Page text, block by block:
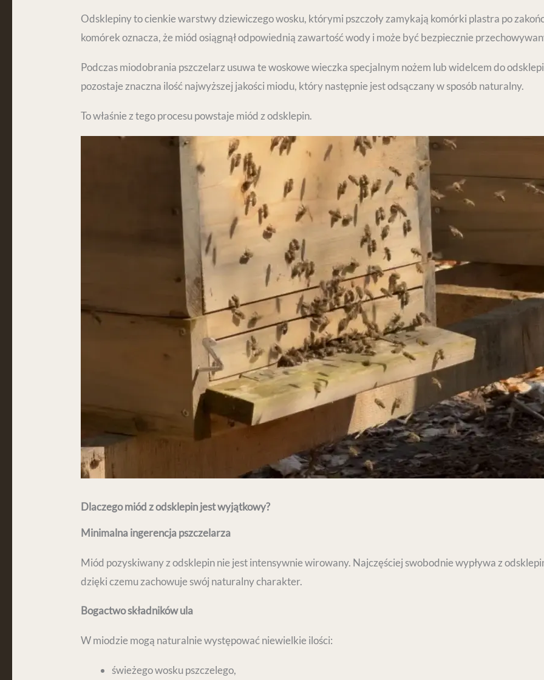
Odsklepiny to cienkie warstwy dziewiczego wosku, którymi pszczoły zamykają komórki plastra po
komórek oznacza, że miód osiągnął odpowiednią zawartość wody i może być bezpiecznie
Podczas miodobrania pszczelarz usuwa te woskowe wieczka specjalnym nożem lub widelcem do
pozostaje znaczna ilość najwyższej jakości miodu, który następnie jest odsączany w sposób naturalny.
To właśnie z tego procesu powstaje miód z odsklepin.
Dlaczego miód z odsklepin jest wyjątkowy?
Minimalna ingerencja pszczelarza
Miód pozyskiwany z odsklepin nie jest intensywnie wirowany. Najczęściej swobodnie wypływa z
dzięki czemu zachowuje swój naturalny charakter.
Bogactwo składników ula
W miodzie mogą naturalnie występować niewielkie ilości:
świeżego wosku pszczelego,